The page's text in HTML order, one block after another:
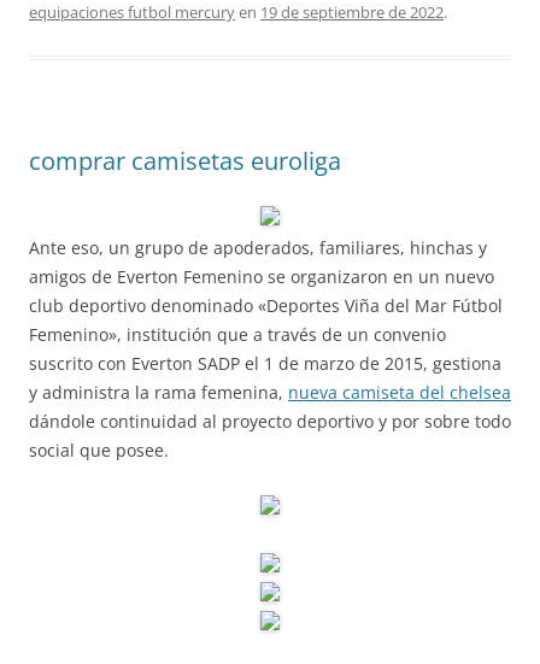
equipaciones futbol mercuryen 19 de septiembre de 2022.
comprar camisetas euroliga
Ante eso, un grupo de apoderados, familiares, hinchas y
amigos de Everton Femenino se organizaron en un nuevo
club deportivo denominado «Deportes Viña del Mar Fútbol
Femenino», institución que a través de un convenio
suscrito con Everton SADP el 1 de marzo de 2015, gestiona
y administra la rama femenina, nueva camiseta del chelsea
dándole continuidad al proyecto deportivo y por sobre todo
social que posee.